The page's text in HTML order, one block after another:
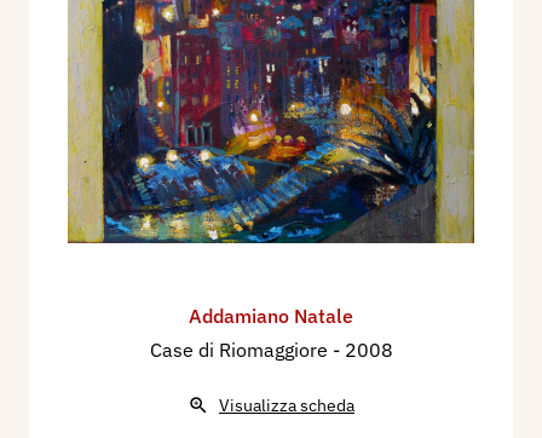
Addamiano Natale
Case di Riomaggiore - 2008
Visualizza scheda